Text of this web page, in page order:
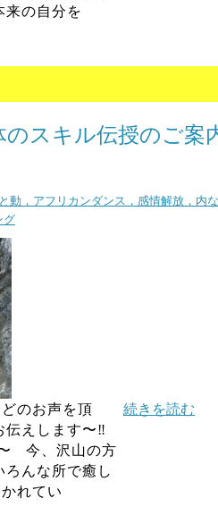
来の自分を
のスキル伝授のご案
動，アフリカンダンス，感情解放，内
グ
のお声を頂
伝えします〜‼️
今、沢山の方
んな所で癒し
れてい
続きを読む